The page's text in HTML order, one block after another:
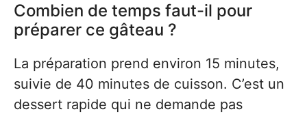
Combien de temps faut-il pour
préparer ce gâteau ?
La préparation prend environ 15 minutes,
suivie de 40 minutes de cuisson. C’est un
dessert rapide qui ne demande pas